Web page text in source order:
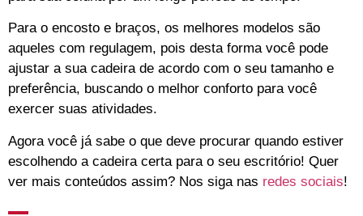
Para o encosto e braços, os melhores modelos são
aqueles com regulagem, pois desta forma você pode
ajustar a sua cadeira de acordo com o seu tamanho e
preferência, buscando o melhor conforto para você
exercer suas atividades.
Agora você já sabe o que deve procurar quando estiver
escolhendo a cadeira certa para o seu escritório! Quer
ver mais conteúdos assim? Nos siga nas redes sociais!